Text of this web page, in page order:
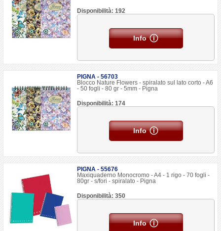
Disponibilità: 192
Info
PIGNA - 56703
Blocco Nature Flowers - spiralato sul lato corto - A6
- 50 fogli - 80 gr - 5mm - Pigna
Disponibilità: 174
Info
PIGNA - 55676
Maxiquaderno Monocromo - A4 - 1 rigo - 70 fogli -
80gr - s/fori - spiralato - Pigna
Disponibilità: 350
Info